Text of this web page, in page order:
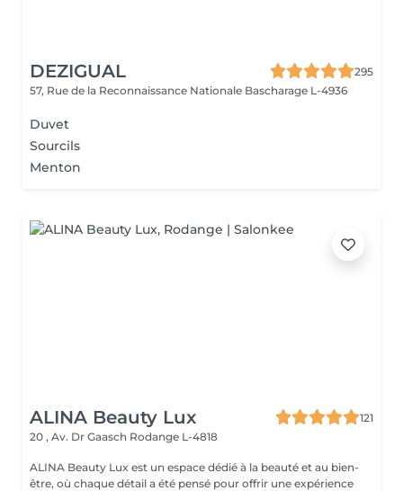
DEZIGUAL
295
57, Rue de la Reconnaissance Nationale Bascharage L-4936
Duvet
Sourcils
Menton
ALINA Beauty Lux
121
20 , Av. Dr Gaasch Rodange L-4818
ALINA Beauty Lux est un espace dédié à la beauté et au bien-
être, où chaque détail a été pensé pour offrir une expérience